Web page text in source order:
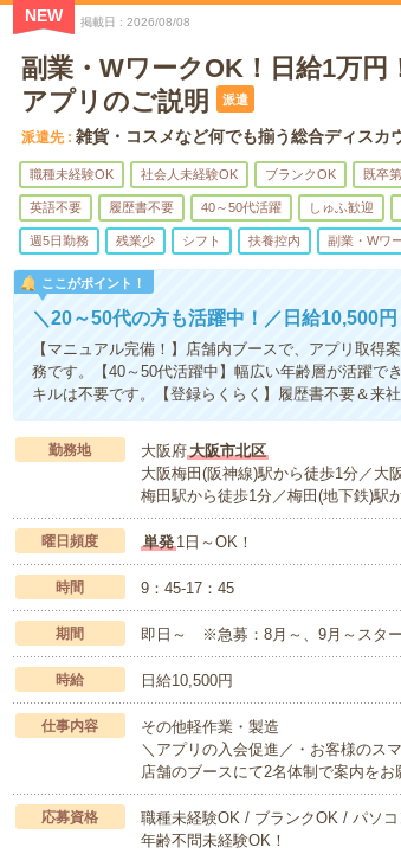
NEW 掲載日 2026/08/08
副業・WワークOK！日給1万
アプリのご説明
派遣
派遣先 雑貨・コスメなど何でも揃う総合ディスカ
職種未経験OK 社会人未経験OK ブランクOK 既卒
英語不要 履歴書不要 40～50代活躍 しゅふ歓迎
週5日勤務 残業少 シフト 扶養控内 副業・Wワ
ここがポイント！
＼20～50代の方も活躍中！／日給10,500
【マニュアル完備！】店舗内ブースで、アプリ取得
務です。【40～50代活躍中】幅広い年齢層が活躍で
キルは不要です。【登録らくらく】履歴書不要＆来
勤務地 大阪府大阪市北区
大阪梅田(阪神線)駅から徒歩1分／大
梅田駅から徒歩1分／梅田(地下鉄)駅
曜日頻度 単発1日～OK！
時間 9：45-17：45
期間 即日～ ※急募：8月～、9月～スター
時給 日給10,500円
仕事内容
その他軽作業・製造
＼アプリの入会促進／・お客様のス
店舗のブースにて2名体制で案内を
応募資格
職種未経験OK / ブランクOK / パソ
年齢不問未経験OK！